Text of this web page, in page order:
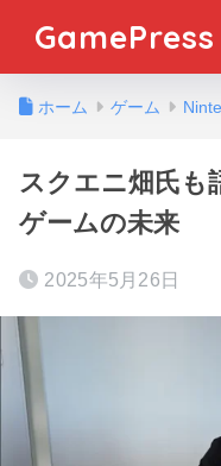
ホーム ゲーム
スクエニ畑氏も
ゲームの未来
2025年5月26日